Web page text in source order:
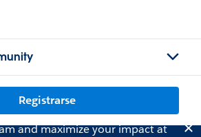
Registrarse
and maximize your impact at